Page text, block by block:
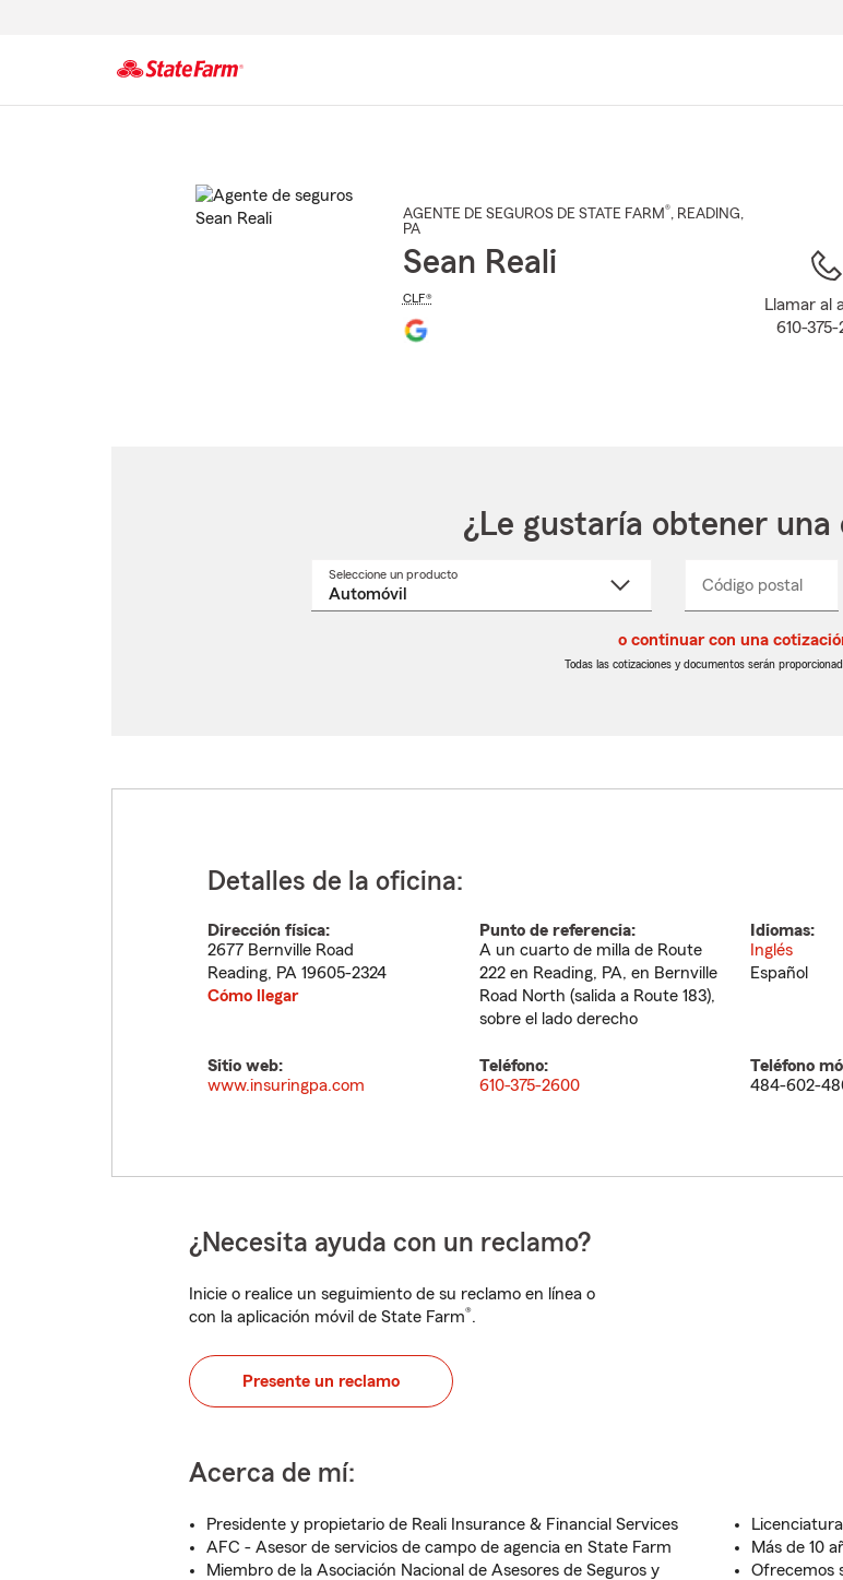
AGENTE DE SEGUROS DE STATE FARM®, READING,
PA
Sean Reali
CLF®
Llamar al
610-
¿Le gustaría obtener una
Seleccione un productoSeleccione
Código postal
de
de
_____
o continuar con una
Todas las cotizaciones y documentos serán
Detalles de la oficina:
Dirección física:
2677 Bernville Road
Reading, PA 19605-2324
Cómo llegar
Punto de referencia:
A un cuarto de milla de Route
222 en Reading, PA, en Bernville
Road North (salida a Route 183),
sobre el lado derecho
Idiomas:
Inglés
Español
Sitio web:
www.insuringpa.com
Teléfono:
610-375-2600
Teléfono
484-602-
¿Necesita ayuda con un reclamo?
Inicie o realice un seguimiento de su reclamo en línea o
con la aplicación móvil de State Farm®.
Presente un reclamo
Acerca de mí:
Presidente y propietario de Reali Insurance & Financial Services
AFC - Asesor de servicios de campo de agencia en State Farm
Miembro de la Asociación Nacional de Asesores de Seguros y
Más de 10
Ofrecemos